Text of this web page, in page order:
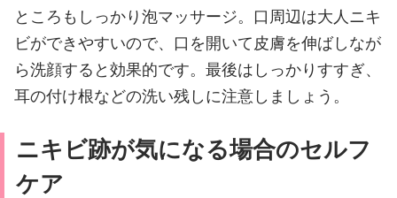
ところもしっかり泡マッサージ。口周辺は大人ニキ
ビができやすいので、口を開いて皮膚を伸ばしなが
ら洗顔すると効果的です。最後はしっかりすすぎ、
耳の付け根などの洗い残しに注意しましょう。
ニキビ跡が気になる場合のセルフ
ケア